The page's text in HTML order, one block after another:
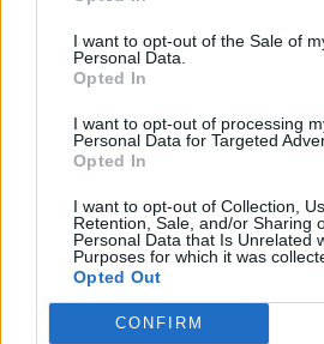
I want to opt-out of the Sale of
Personal Data.
Opted In
I want to opt-out of processing
Personal Data for Targeted
Opted In
I want to opt-out of Collection,
Retention, Sale, and/or Sharing
Personal Data that Is Unrelated
Purposes for which it was
Opted Out
CONFIRM
Normalerweise, wenn ich in der
auf der Insel bin, denke ich in der
Zeit nach, aber wenn ich in eine
arbeite, auf Tour bin oder etwas
Wofür steht Jaeger-LeCoultre für
Jaeger-LeCoultre steht für
bestes Design und beste Funktion.